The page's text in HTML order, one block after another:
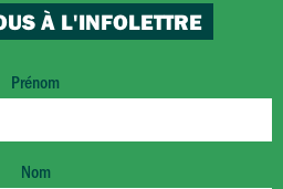
À L'INFOLETTRE
Prénom
Nom